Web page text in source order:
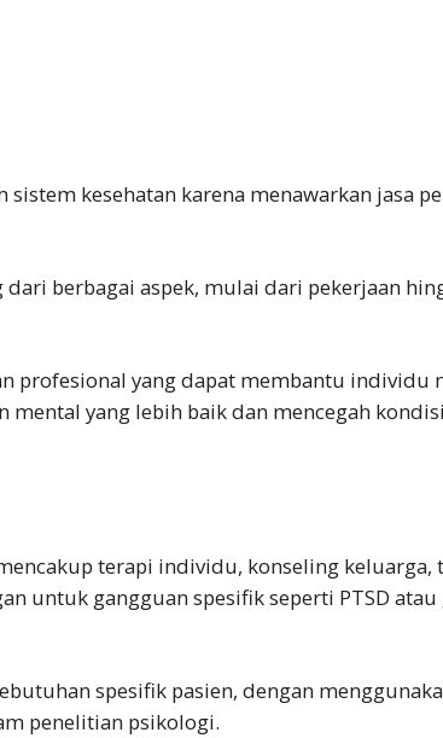
kesehatan karena menawarkan jasa
berbagai aspek, mulai dari pekerjaan
profesional yang dapat membantu individu
mental yang lebih baik dan mencegah
terapi individu, konseling keluarga,
untuk gangguan spesifik seperti PTSD
spesifik pasien, dengan
penelitian psikologi.